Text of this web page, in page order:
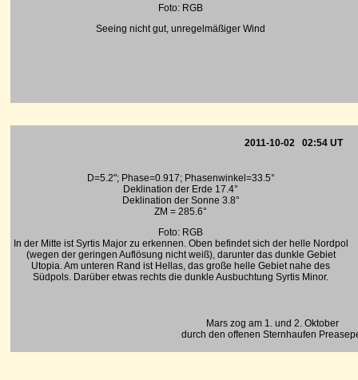
Foto: RGB
Seeing nicht gut, unregelmäßiger Wind
2011-10-02 02:54 UT
D=5.2"; Phase=0.917; Phasenwinkel=33.5°
Deklination der Erde 17.4°
Deklination der Sonne 3.8°
ZM = 285.6°
Foto: RGB
In der Mitte ist Syrtis Major zu erkennen. Oben befindet sich der helle Nordpol
(wegen der geringen Auflösung nicht weiß), darunter das dunkle Gebiet
Utopia. Am unteren Rand ist Hellas, das große helle Gebiet nahe des
Südpols. Darüber etwas rechts die dunkle Ausbuchtung Syrtis Minor.
Mars zog am 1. und 2. Oktober
durch den offenen Sternhaufen